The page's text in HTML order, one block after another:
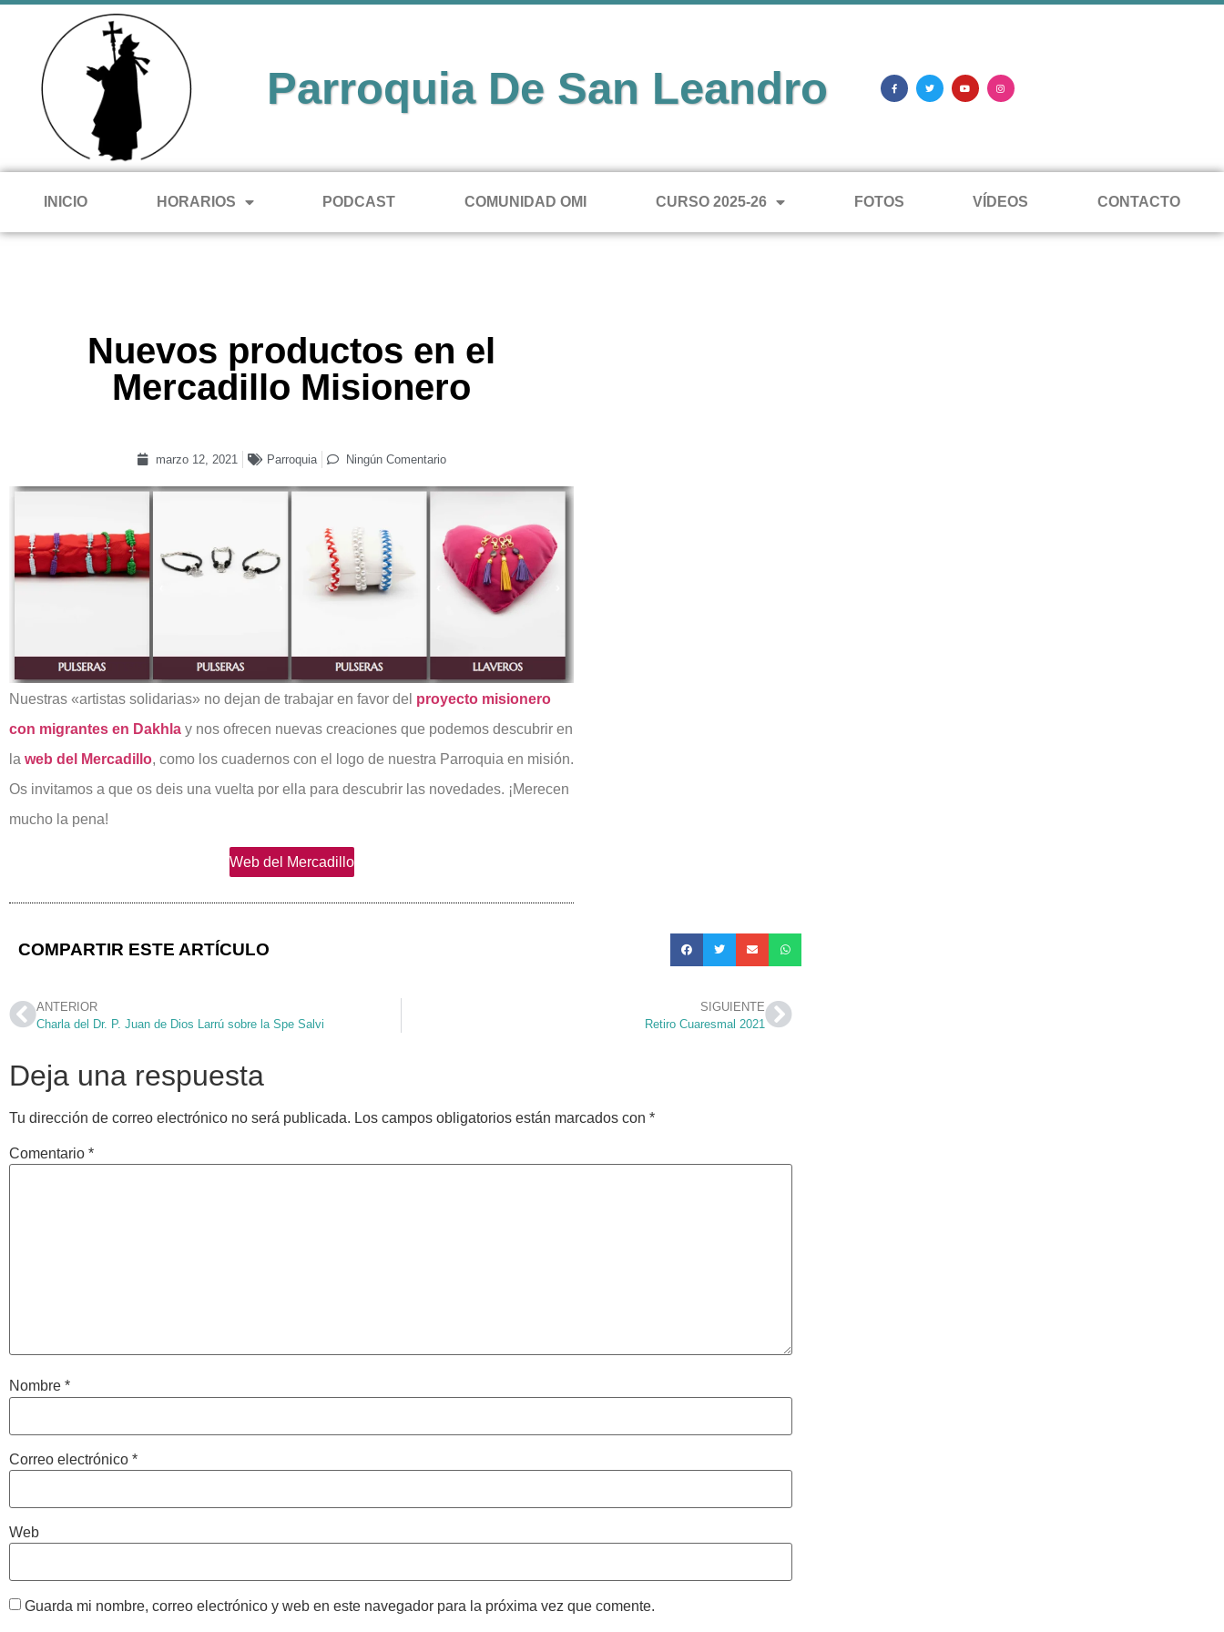
Parroquia De San Leandro
INICIO HORARIOS PODCAST COMUNIDAD OMI CURSO 2025-26 FOTOS VÍDEOS CONTACTO
Nuevos productos en el
Mercadillo Misionero
marzo 12, 2021 Parroquia Ningún Comentario
Nuestras «artistas solidarias» no dejan de trabajar en favor del proyecto misionero
con migrantes en Dakhla y nos ofrecen nuevas creaciones que podemos descubrir en
la web del Mercadillo, como los cuadernos con el logo de nuestra Parroquia en misión.
Os invitamos a que os deis una vuelta por ella para descubrir las novedades. ¡Merecen
mucho la pena!
Web del Mercadillo
COMPARTIR ESTE ARTÍCULO
ANTERIOR
Charla del Dr. P. Juan de Dios Larrú sobre la Spe Salvi
SIGUIENTE
Retiro Cuaresmal 2021
Deja una respuesta
Tu dirección de correo electrónico no será publicada. Los campos obligatorios están marcados con *
Comentario *
Nombre *
Correo electrónico *
Web
Guarda mi nombre, correo electrónico y web en este navegador para la próxima vez que comente.